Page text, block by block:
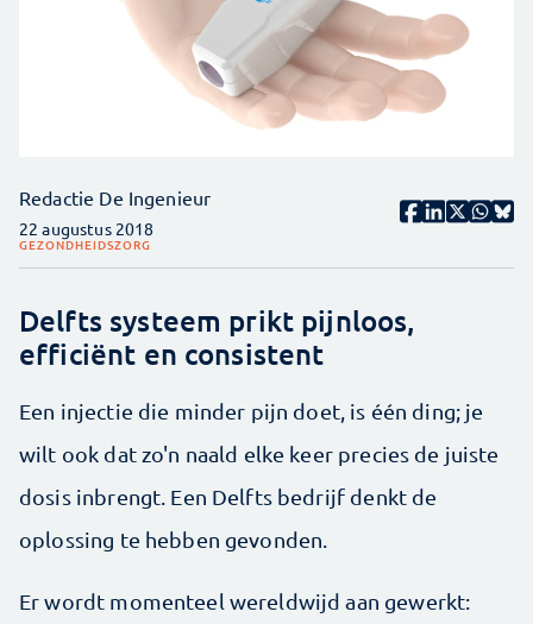
Redactie De Ingenieur
22 augustus 2018
GEZONDHEIDSZORG
Delfts systeem prikt pijnloos,
efficiënt en consistent
Een injectie die minder pijn doet, is één ding; je
wilt ook dat zo'n naald elke keer precies de juiste
dosis inbrengt. Een Delfts bedrijf denkt de
oplossing te hebben gevonden.
Er wordt momenteel wereldwijd aan gewerkt: